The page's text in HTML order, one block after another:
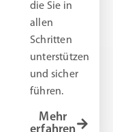
die Sie in
allen
Schritten
unterstützen
und sicher
führen.
Mehr